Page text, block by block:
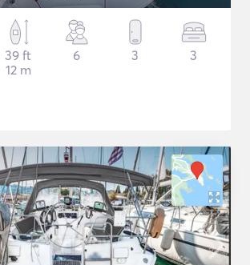
39 ft
12 m
6 3 3